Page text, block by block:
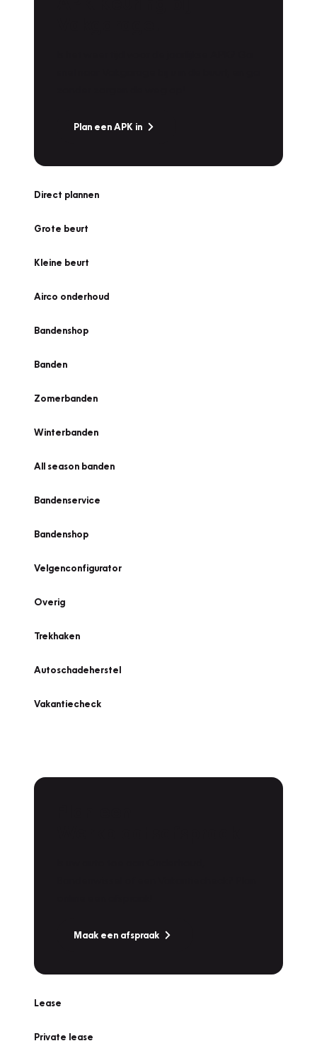
Plan een APK in
Direct plannen
Grote beurt
Kleine beurt
Airco onderhoud
Bandenshop
Banden
Zomerbanden
Winterbanden
All season banden
Bandenservice
Bandenshop
Velgenconfigurator
Overig
Trekhaken
Autoschadeherstel
Vakantiecheck
Maak een afspraak
Lease
Private lease